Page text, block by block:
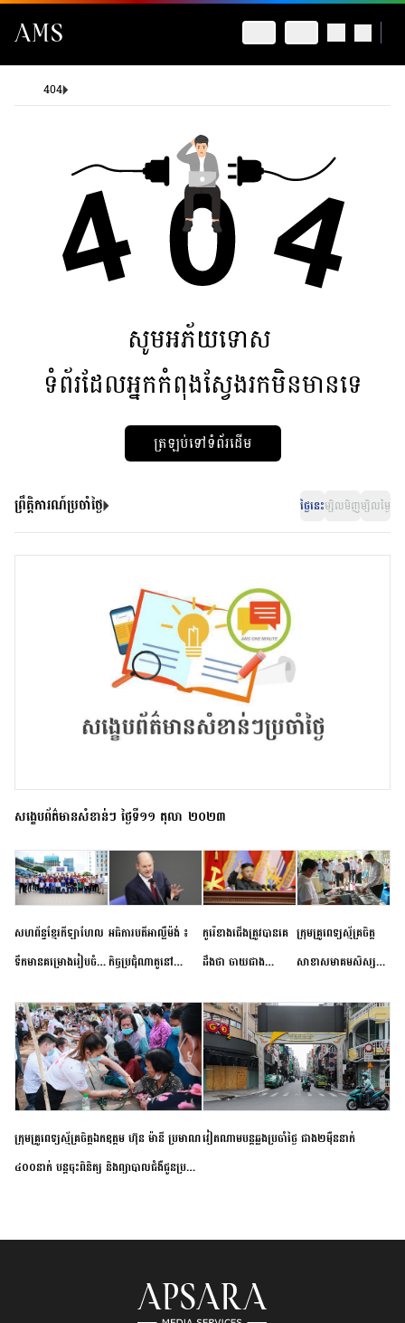
404
សូមអភ័យទោស
ទំព័រដែលអ្នកកំពុងស្វែងរកមិនមានទេ
ត្រឡប់ទៅទំព័រដើម
ព្រឹត្តិការណ៍ប្រចាំថ្ងៃ ថ្ងៃនេះម្សិលមិញម្សិលម្ងៃ
សង្ខេបព័ត៌មានសំខាន់ៗ ថ្ងៃទី១១ តុលា ២០២៣
សហព័ន្ធខ្មែរកីឡាហែល
ទឹកមានគម្រោងរៀបចំ
កម្រិតបឋម ដល់ឧត្តម
សិក្សានាពេលខាងមុខ
អធិការបតីអាល្លឺម៉ង់ ៖
កិច្ចប្រជុំណាតូនៅ
ខាងមុខនឹងបញ្ជូនសញ្ញា
នៃភាពស្អិតរមួត និង
ការប្តេជ្ញាចិត្ត
កូរ៉េខាងជើងត្រូវបានគេ
ដឹងថា ចាយជាង
អភិវឌ្ឍន៍នុយក្លេអ៊ែរ
ក្រុមគ្រូពេទ្យស្ម័គ្រចិត្ត
សាខាសមាគមសិស្ស
ខេត្តកំពង់ចាម ចុះពិនិត្យ
ពិគ្រោះជំងឺទូទៅ និងផ្តល់
ថ្នាំពេទ្យជូនប្រជាពលរដ្ឋ
រស់នៅសង្កាត់បឹងកុក
ក្រុមគ្រូពេទ្យស្ម័គ្រចិត្តឯកឧត្តម ហ៊ុន ម៉ានី ប្រមាណ
៤០០នាក់ បន្តចុះពិនិត្យ និងព្យាបាលជំងឺជូនប្រជា
វៀតណាម​បន្ត​ឆ្លង​ប្រចាំថ្ងៃ​ ​ជាង​២​ម៉ឺន​នាក់​